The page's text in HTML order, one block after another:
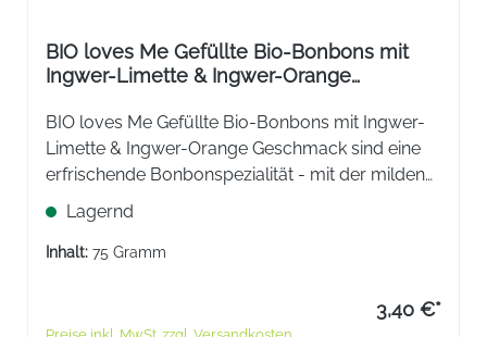
BIO loves Me Gefüllte Bio-Bonbons mit
Ingwer-Limette & Ingwer-Orange
BIO loves Me Gefüllte Bio-Bonbons mit Ingwer-
Limette & Ingwer-Orange Geschmack sind eine
erfrischende Bonbonspezialität - mit der milden
Schärfe des Ingwers.
Lagernd
Inhalt: 75 Gramm
3,40 €*